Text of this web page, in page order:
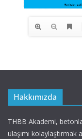
Hakkımızda
THBB Akademi,
ulaşımı kolaylaştırmak